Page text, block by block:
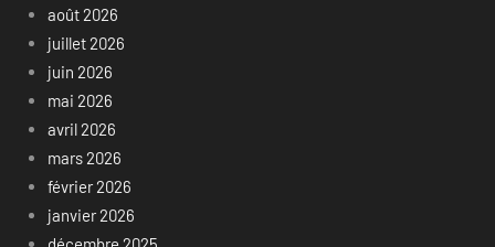
août 2026
juillet 2026
juin 2026
mai 2026
avril 2026
mars 2026
février 2026
janvier 2026